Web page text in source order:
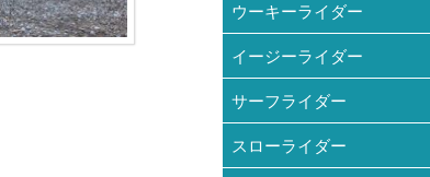
ウーキーライダー
イージーライダー
サーフライダー
スローライダー